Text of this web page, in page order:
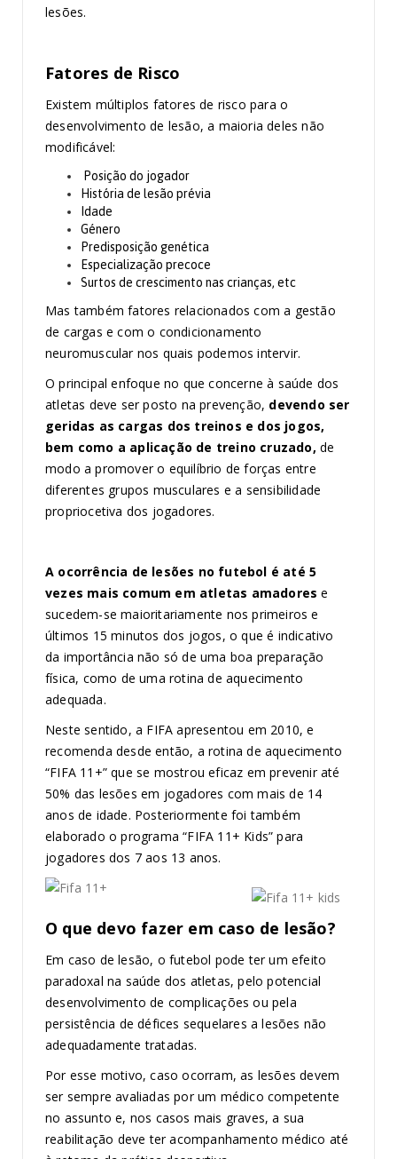
lesões.
Fatores de Risco
Existem múltiplos fatores de risco para o
desenvolvimento de lesão, a maioria deles não
modificável:
Posição do jogador
História de lesão prévia
Idade
Género
Predisposição genética
Especialização precoce
Surtos de crescimento nas crianças, etc
Mas também fatores relacionados com a gestão
de cargas e com o condicionamento
neuromuscular nos quais podemos intervir.
O principal enfoque no que concerne à saúde dos
atletas deve ser posto na prevenção, devendo ser
geridas as cargas dos treinos e dos jogos,
bem como a aplicação de treino cruzado, de
modo a promover o equilíbrio de forças entre
diferentes grupos musculares e a sensibilidade
propriocetiva dos jogadores.
A ocorrência de lesões no futebol é até 5
vezes mais comum em atletas amadores e
sucedem-se maioritariamente nos primeiros e
últimos 15 minutos dos jogos, o que é indicativo
da importância não só de uma boa preparação
física, como de uma rotina de aquecimento
adequada.
Neste sentido, a FIFA apresentou em 2010, e
recomenda desde então, a rotina de aquecimento
“FIFA 11+” que se mostrou eficaz em prevenir até
50% das lesões em jogadores com mais de 14
anos de idade. Posteriormente foi também
elaborado o programa “FIFA 11+ Kids” para
jogadores dos 7 aos 13 anos.
O que devo fazer em caso de lesão?
Em caso de lesão, o futebol pode ter um efeito
paradoxal na saúde dos atletas, pelo potencial
desenvolvimento de complicações ou pela
persistência de défices sequelares a lesões não
adequadamente tratadas.
Por esse motivo, caso ocorram, as lesões devem
ser sempre avaliadas por um médico competente
no assunto e, nos casos mais graves, a sua
reabilitação deve ter acompanhamento médico até